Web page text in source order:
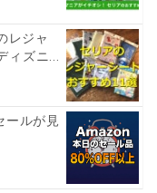
レジャ
ズニ...
ールが見